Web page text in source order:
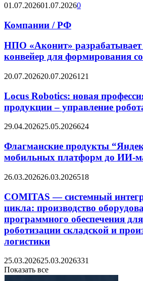
01.07.202601.07.20260
Компании / РФ
НПО «Аконит» разрабатывает
конвейер для формирования
20.07.202620.07.2026121
Locus Robotics: новая
продукции – управление
29.04.202625.05.2026624
Флагманские продукты
мобильных платформ до ИИ-
26.03.202626.03.2026518
COMITAS — системный
цикла: производство
программного обеспечения
роботизации складской и
логистики
25.03.202625.03.2026331
Показать все